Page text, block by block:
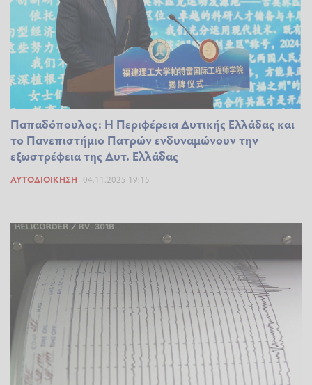
Παπαδόπουλος: Η Περιφέρεια Δυτικής Ελλάδας και
το Πανεπιστήμιο Πατρών ενδυναμώνουν την
εξωστρέφεια της Δυτ. Ελλάδας
ΑΥΤΟΔΙΟΊΚΗΣΗ 04.11.2025 19:15